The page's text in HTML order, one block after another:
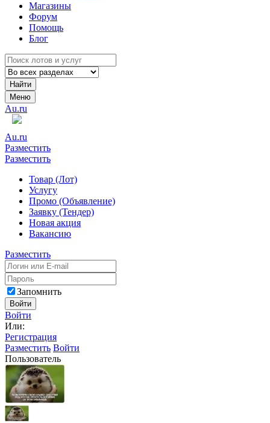
Магазины
Форум
Помощь
Блог
Найти
Меню
Au.ru
Au.ru
Разместить
Разместить
Товар (Лот)
Услугу
Промо (Объявление)
Заявку (Тендер)
Новая акция
Вакансию
Разместить
Запомнить
Войти
Войти
Или:
Регистрация
Разместить Войти
Пользователь